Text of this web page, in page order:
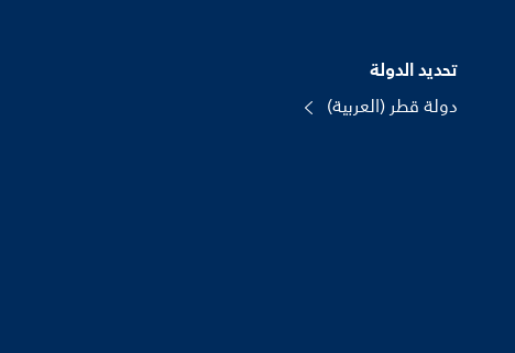
تحديد الدولة
دولة قطر (العربية)